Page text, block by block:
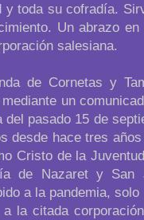
y toda su cofradía.
Un abrazo
salesiana.
de Cornetas y
un
del pasado 15 de
desde hace tres
Cristo de la
de Nazaret y
a la pandemia,
a la citada